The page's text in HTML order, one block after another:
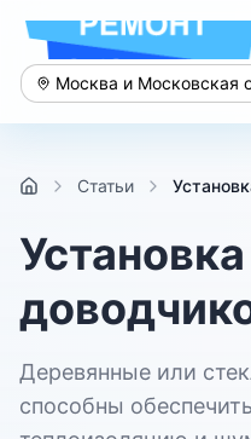
Москва и Московская
Статьи
Деревянные или
способны